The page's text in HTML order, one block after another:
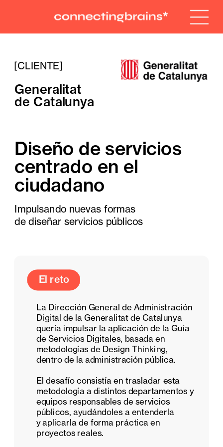
Diseño de servicios
centrado en el
ciudadano
Impulsando nuevas formas
de diseñar servicios públicos
El reto
La Dirección General de Administración
Digital de la Generalitat de Catalunya
quería impulsar la aplicación de la Guía
de Servicios Digitales, basada en
metodologías de Design Thinking,
dentro de la administración pública.
El desafío consistía en trasladar esta
metodología a distintos departamentos y
equipos responsables de servicios
públicos, ayudándoles a entenderla
y aplicarla de forma práctica en
proyectos reales.
El reto
[CLIENTE]
Generalitat
de Catalunya